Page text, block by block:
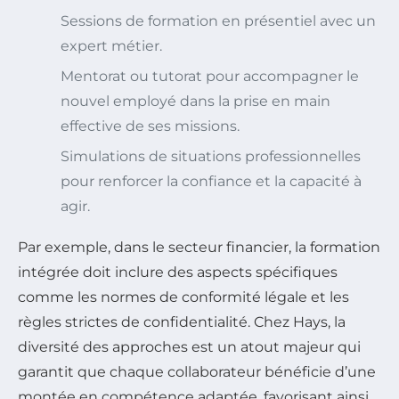
Sessions de formation en présentiel avec un
expert métier.
Mentorat ou tutorat pour accompagner le
nouvel employé dans la prise en main
effective de ses missions.
Simulations de situations professionnelles
pour renforcer la confiance et la capacité à
agir.
Par exemple, dans le secteur financier, la formation
intégrée doit inclure des aspects spécifiques
comme les normes de conformité légale et les
règles strictes de confidentialité. Chez Hays, la
diversité des approches est un atout majeur qui
garantit que chaque collaborateur bénéficie d’une